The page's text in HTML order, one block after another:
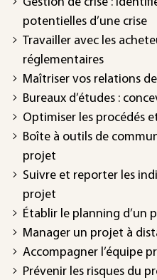
potentielles d’une crise
Travailler avec les
réglementaires
Maîtriser vos relations
Bureaux d’études :
Optimiser les procédés
Boîte à outils de
projet
Suivre et reporter les
projet
Établir le planning d’un
Manager un projet à
Accompagner l’équipe
Prévenir les risques du